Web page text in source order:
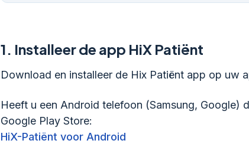
1. Installeer de app HiX Patiënt
Download en installeer de Hix Patiënt app op uw
Heeft u een Android telefoon (Samsung, Google)
Google Play Store:
HiX-Patiënt voor Android